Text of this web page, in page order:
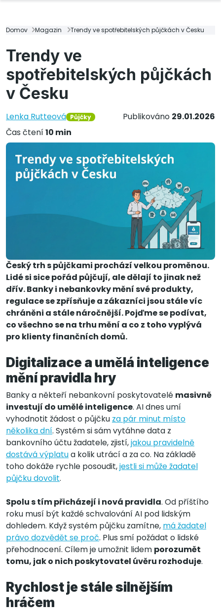
Domov Magazin Trendy ve spotřebitelských půjčkách v Česku
Trendy ve
spotřebitelských půjčkách
v Česku
Lenka Rutteová Půjčky Publikováno 29.01.2026
Čas čtení10 min
Český trh s půjčkami prochází velkou proměnou.
Lidé si sice pořád půjčují, ale dělají to jinak než
dřív. Banky i nebankovky mění své produkty,
regulace se zpřísňuje a zákazníci jsou stále víc
chráněni a stále náročnější. Pojďme se podívat,
co všechno se na trhu mění a co z toho vyplývá
pro klienty finančních domů.
Digitalizace a umělá inteligence
mění pravidla hry
Banky a někteří nebankovní poskytovatelé masivně
investují do umělé inteligence. AI dnes umí
vyhodnotit žádost o půjčku za pár minut místo
několika dní. Systém si sám vytáhne data z
bankovního účtu žadatele, zjistí,jakou pravidelně
dostává výplatua kolik utrácí a za co. Na základě
toho dokáže rychle posoudit,jestli si může žadatel
půjčku dovolit.
Spolu s tím přicházejí i nová pravidla. Od příštího
roku musí být každé schvalování AI pod lidským
dohledem. Když systém půjčku zamítne, má žadatel
právo dozvědět se proč. Plus smí požádat o lidské
přehodnocení. Cílem je umožnit lidem porozumět
tomu, jak o nich poskytovatel úvěru rozhoduje.
Rychlost je stále silnějším
hráčem